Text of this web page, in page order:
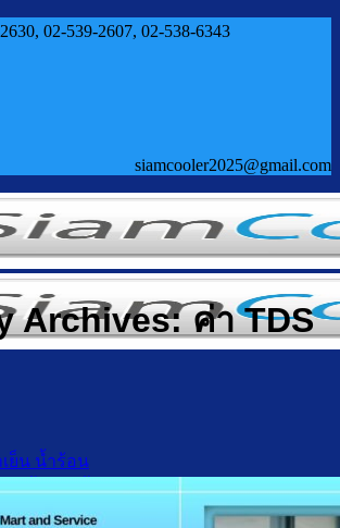
02-539-2607, 02-538-6343
siamcooler2025@gmail.com
ย็น น้ำร้อน
ดน้ำเย็น น้ำร้อน ถังคว่ำ
ดน้ำเย็น เจาะรูคว่ำถัง
Archives:ค่า TDS